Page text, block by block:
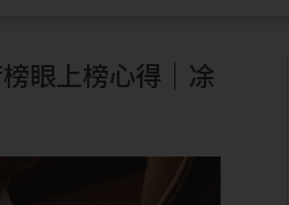
眼上榜心得｜凃